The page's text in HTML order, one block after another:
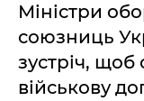
Міністри
союзниць
зустріч, щоб
військову